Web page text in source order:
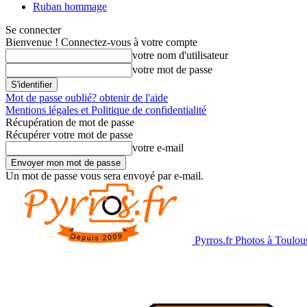
Ruban hommage
Se connecter
Bienvenue ! Connectez-vous à votre compte
votre nom d'utilisateur
votre mot de passe
Mot de passe oublié? obtenir de l'aide
Mentions légales et Politique de confidentialité
Récupération de mot de passe
Récupérer votre mot de passe
votre e-mail
Un mot de passe vous sera envoyé par e-mail.
Pyrros.fr Photos à